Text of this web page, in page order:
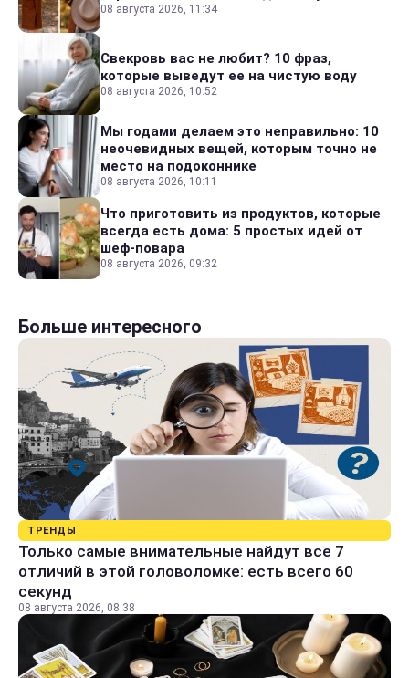
08 августа 2026, 11:34
Свекровь вас не любит? 10 фраз,
которые выведут ее на чистую воду
08 августа 2026, 10:52
Мы годами делаем это неправильно: 10
неочевидных вещей, которым точно не
место на подоконнике
08 августа 2026, 10:11
Что приготовить из продуктов, которые
всегда есть дома: 5 простых идей от
шеф-повара
08 августа 2026, 09:32
Больше интересного
ТРЕНДЫ
Только самые внимательные найдут все 7
отличий в этой головоломке: есть всего 60
секунд
08 августа 2026, 08:38